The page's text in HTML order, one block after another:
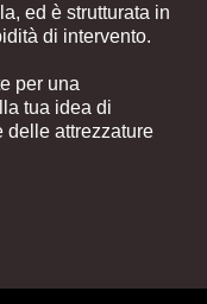
ed è strutturata in
di intervento.
per una
tua idea di
delle attrezzature